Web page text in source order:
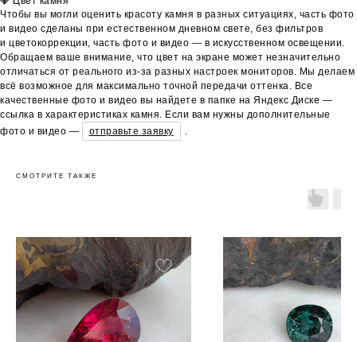
Чтобы вы могли оценить красоту камня в разных ситуациях, часть фото
и видео сделаны при естественном дневном свете, без фильтров
и цветокоррекции, часть фото и видео — в искусственном освещении.
Обращаем ваше внимание, что цвет на экране может незначительно
отличаться от реального из-за разных настроек мониторов. Мы делаем
всё возможное для максимально точной передачи оттенка. Все
качественные фото и видео вы найдете в папке на Яндекс Диске —
ссылка в характеристиках камня. Если вам нужны дополнительные
фото и видео —
отправьте заявку
СМОТРИТЕ ТАКЖЕ